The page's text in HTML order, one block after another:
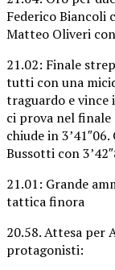
Federico Biancoli
Matteo Oliveri
21.02: Finale
tutti con una
traguardo e vince
ci prova nel
chiude in
Bussotti con
21.01: Grande
tattica finora
20.58. Attesa per
protagonisti: